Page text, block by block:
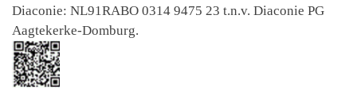
Diaconie: NL91RABO 0314 9475 23 t.n.v. Diaconie PG
Aagtekerke-Domburg.